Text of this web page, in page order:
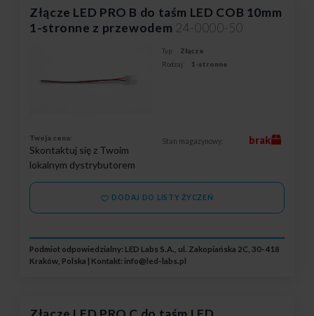
Złącze LED PRO B do taśm LED COB 10mm
1-stronne z przewodem 24-0000-50
Typ:
Złącze
Rodzaj:
1-stronne
Twoja cena:
Skontaktuj się z Twoim
lokalnym dystrybutorem
Stan magazynowy: brak
DODAJ DO LISTY ŻYCZEŃ
Podmiot odpowiedzialny: LED Labs S.A., ul. Zakopiańska 2C, 30-418
Kraków, Polska | Kontakt: info@led-labs.pl